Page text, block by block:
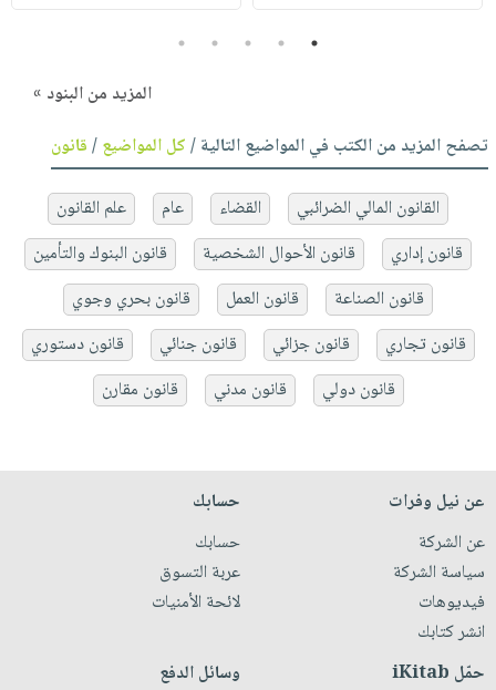
1
2
3
4
5
المزيد من البنود »
تصفح المزيد من الكتب في المواضيع التالية /كل المواضيع/قانون
القانون المالي الضرائبي القضاء عام
علم القانون
قانون إداري
قانون الأحوال الشخصية
قانون البنوك والتأمين
قانون الصناعة
قانون العمل
قانون بحري وجوي
قانون تجاري
قانون جزائي قانون جنائي
قانون دستوري
قانون دولي
قانون مدني قانون مقارن
عن نيل وفرات
عن الشركة
سياسة الشركة
فيديوهات
انشر كتابك
حسابك
حسابك
عربة التسوق
لائحة الأمنيات
حمّل iKitab وسائل الدفع